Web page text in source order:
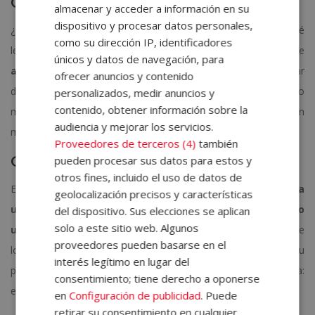
¿Qué retos enfrentan? ¿Qué los inspira? Y, también, ¿qué
lenguaje resuena con ellos? Conocer a tu audiencia permite
adaptar tu mensaje , elegir ejemplos relevantes y hablar
directamente a sus intereses y emociones. Un discurso
motivador sin conexión con el público es simplemente un
monólogo.
Comienza con fuerza
El inicio de tu discurso define la atención de tu audiencia.
Utiliza
una frase impactante, una estadística sorprendente o
una historia breve pero poderosa. Captar la atención desde
los primeros segundos genera expectativa y prepara a tu
público para recibir el mensaje que quieres transmitir. Recuerda:
en la motivación, el primer impacto es clave.
almacenar y acceder a información en su
dispositivo y procesar datos personales,
como su dirección IP, identificadores
únicos y datos de navegación, para
ofrecer anuncios y contenido
personalizados, medir anuncios y
contenido, obtener información sobre la
audiencia y mejorar los servicios.
Proveedores de terceros (4) también
pueden procesar sus datos para estos y
otros fines, incluido el uso de datos de
geolocalización precisos y características
del dispositivo. Sus elecciones se aplican
solo a este sitio web. Algunos
proveedores pueden basarse en el
interés legítimo en lugar del
consentimiento; tiene derecho a oponerse
enConfiguración de publicidad. Puede
retirar su consentimiento en cualquier